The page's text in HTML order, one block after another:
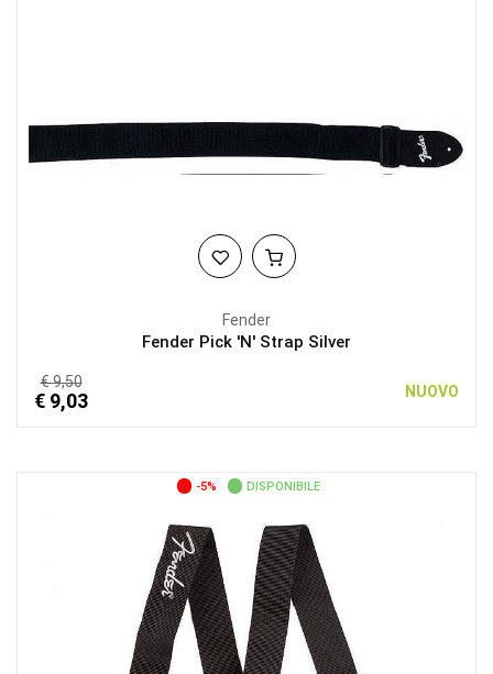
Fender
Fender Pick 'N' Strap Silver
€ 9,50
€ 9,03 NUOVO
-5% DISPONIBILE